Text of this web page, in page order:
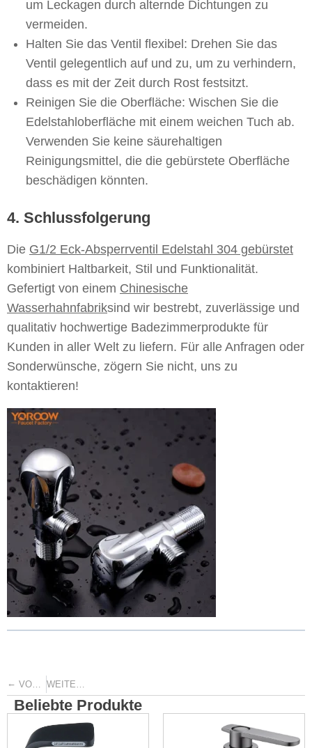
um Leckagen durch alternde Dichtungen zu
vermeiden.
Halten Sie das Ventil flexibel: Drehen Sie das
Ventil gelegentlich auf und zu, um zu verhindern,
dass es mit der Zeit durch Rost festsitzt.
Reinigen Sie die Oberfläche: Wischen Sie die
Edelstahloberfläche mit einem weichen Tuch ab.
Verwenden Sie keine säurehaltigen
Reinigungsmittel, die die gebürstete Oberfläche
beschädigen könnten.
4. Schlussfolgerung
Die G1/2 Eck-Absperrventil Edelstahl 304 gebürstet
kombiniert Haltbarkeit, Stil und Funktionalität.
Gefertigt von einem Chinesische
Wasserhahnfabriksind wir bestrebt, zuverlässige und
qualitativ hochwertige Badezimmerprodukte für
Kunden in aller Welt zu liefern. Für alle Anfragen oder
Sonderwünsche, zögern Sie nicht, uns zu
kontaktieren!
← VORHERIGE WEITER
Beliebte Produkte